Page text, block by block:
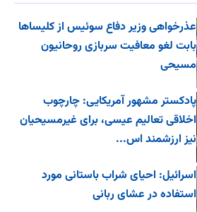
عذرخواهی وزیر دفاع سوئیس از کلیساها
بابت لغو معافیت سربازی روحانیون
مسیحی
پادکستر مشهور آمریکایی: چارچوب
اخلاقی تعالیم عیسی، برای غیرمسیحیان
نیز ارزشمند اس...
اسرائیل: احیای شراب باستانی مورد
استفاده در عشای ربانی